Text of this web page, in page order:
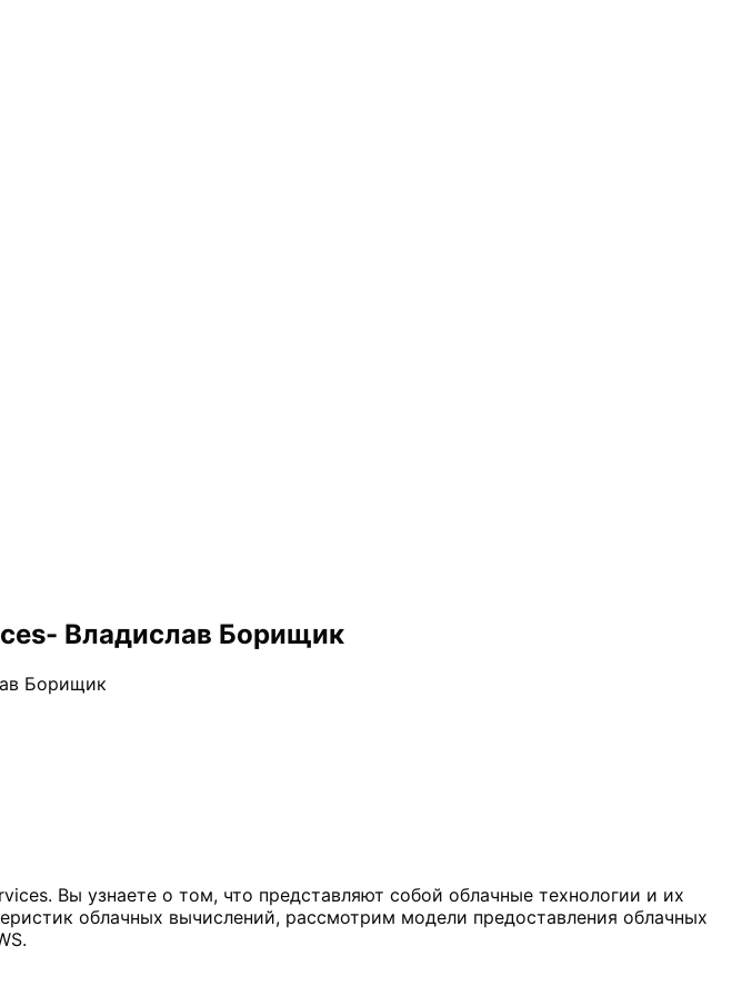
Владислав Борищик
Борищик
Вы узнаете о том, что представляют собой облачные технологии и их
облачных вычислений, рассмотрим модели предоставления облачных